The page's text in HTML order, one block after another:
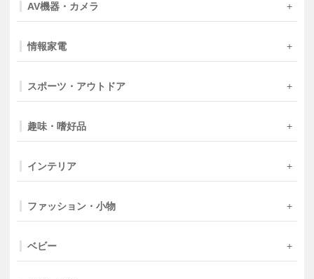
AV機器・カメラ
情報家電
スポーツ・アウトドア
趣味・嗜好品
インテリア
ファッション・小物
ベビー